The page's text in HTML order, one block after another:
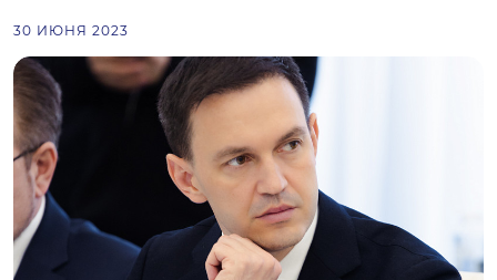
30 ИЮНЯ 2023